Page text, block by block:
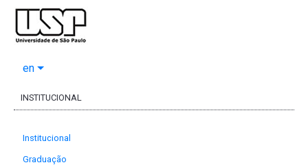
en
INSTITUCIONAL
Institucional
Graduação